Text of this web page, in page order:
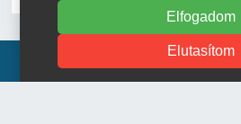
Elfogadom
Elutasítom